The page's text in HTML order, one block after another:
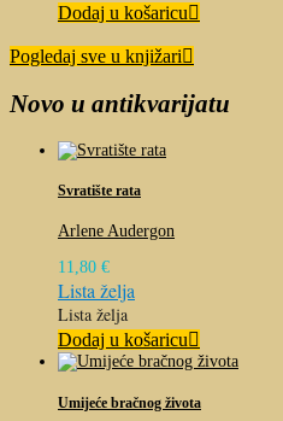
Dodaj u košaricu
Pogledaj sve u knjižari
Novo u antikvarijatu
Svratište rata
Arlene Audergon
11,80 €
Lista želja
Lista želja
Dodaj u košaricu
Umijeće bračnog života